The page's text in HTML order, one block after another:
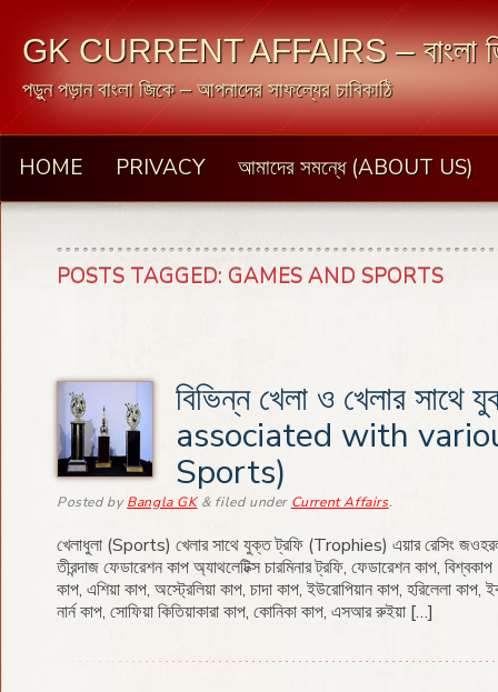
GK CURRENT AFFAIRS – বাংলা
পড়ুন পড়ান বাংলা জিকে – আপনাদের সাফল্যের চাবিকাঠি
HOME PRIVACY আমাদের সমন্ধে (ABOUT US)
POSTS TAGGED: GAMES AND SPORTS
বিভিন্ন খেলা ও খেলার
associated with
Sports)
Posted byBangla GK &filed under Current Affairs.
খেলাধুলা (Sports) খেলার সাথে যুক্ত ট্রফি (Trophies) এয়ার রেসিং
তীরন্দাজ ফেডারেশন কাপ অ্যাথলেটিক্স চারমিনার ট্রফি, ফেডারেশন কাপ,
কাপ, এশিয়া কাপ, অস্ট্রেলিয়া কাপ, চাদা কাপ, ইউরোপিয়ান কাপ, হরিলেলা কাপ,
নার্ন কাপ, সোফিয়া কিতিয়াকারা কাপ, কোনিকা কাপ, এসআর রুইয়া […]